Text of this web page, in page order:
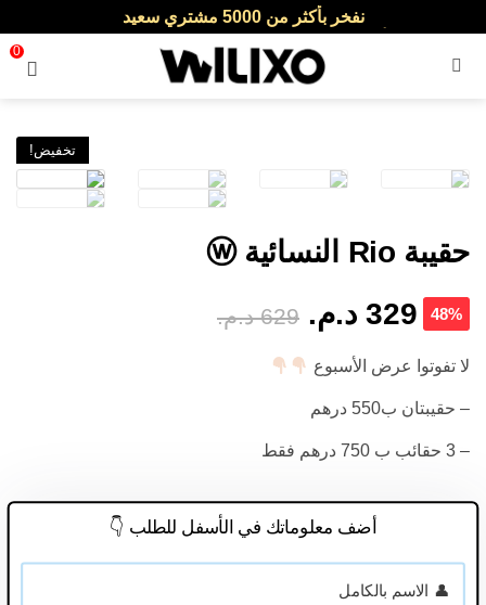
نفخر بأكثر من 5000 مشتري سعيد
أطلب الآن والدفع فقط عند استلام المنتج
القائمة
0
تخفيض!
حقيبة Rio النسائية ⓦ
329 د.م. 629 د.م. 48%
لا تفوتوا عرض الأسبوع
– حقيبتان ب550 درهم
– 3 حقائب ب 750 درهم فقط
أضف معلوماتك في الأسفل للطلب 👇